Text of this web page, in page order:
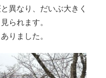
異なり、だいぶ大きく
られます。
りました。